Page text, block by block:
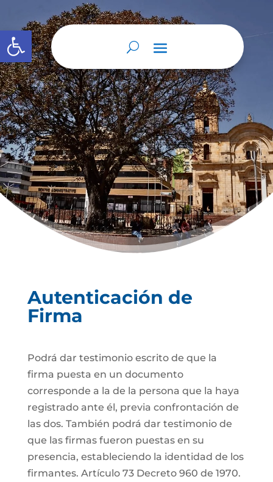
Abrir barra de herramientas
Home 9 Autenticación de Firma 9
Autenticación de Firma
Autenticación de
Firma
Podrá dar testimonio escrito de que la
firma puesta en un documento
corresponde a la de la persona que la haya
registrado ante él, previa confrontación de
las dos. También podrá dar testimonio de
que las firmas fueron puestas en su
presencia, estableciendo la identidad de los
firmantes. Artículo 73 Decreto 960 de 1970.